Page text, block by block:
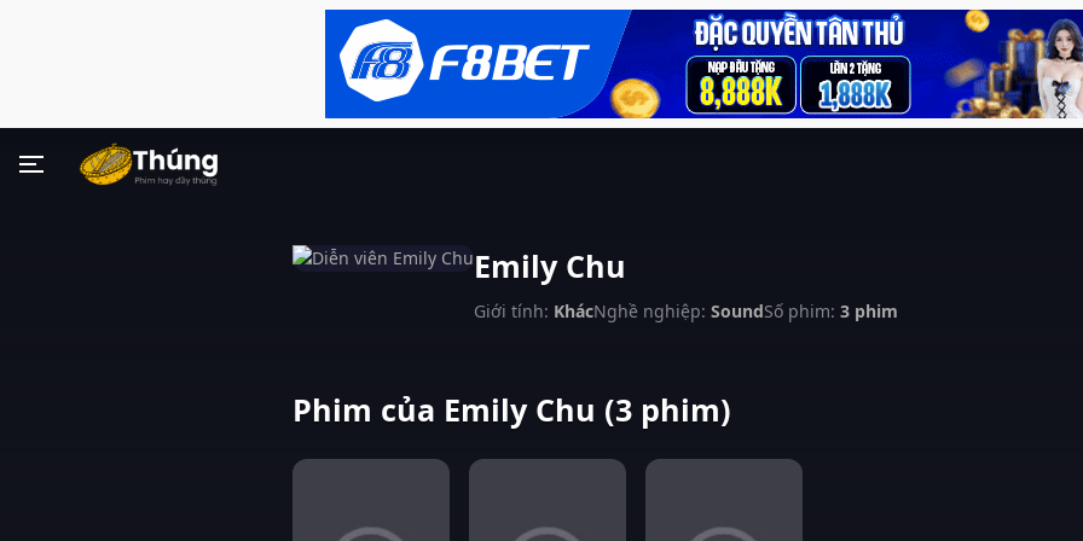
Emily Chu
Giới tính: KhácNghề nghiệp: SoundSố phim: 3 phim
Phim của Emily Chu (3 phim)